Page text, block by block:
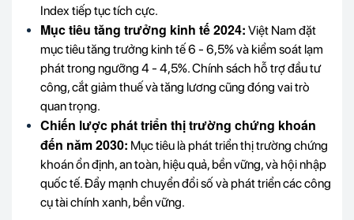
Index tiếp tục tích cực.
Mục tiêu tăng trưởng kinh tế 2024: Việt Nam đặt
mục tiêu tăng trưởng kinh tế 6 - 6,5% và kiểm soát lạm
phát trong ngưỡng 4 - 4,5%. Chính sách hỗ trợ đầu tư
công, cắt giảm thuế và tăng lương cũng đóng vai trò
quan trọng.
Chiến lược phát triển thị trường chứng khoán
đến năm 2030: Mục tiêu là phát triển thị trường chứng
khoán ổn định, an toàn, hiệu quả, bền vững, và hội nhập
quốc tế. Đẩy mạnh chuyển đổi số và phát triển các công
cụ tài chính xanh, bền vững.